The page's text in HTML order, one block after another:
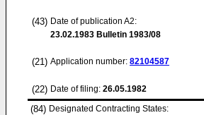
(43) Date of publication A2:
23.02.1983 Bulletin 1983/08
(21) Application number: 82104587
(22) Date of filing: 26.05.1982
(84) Designated Contracting States: